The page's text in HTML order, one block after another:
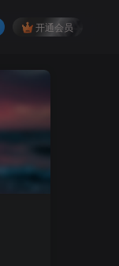
开通会员